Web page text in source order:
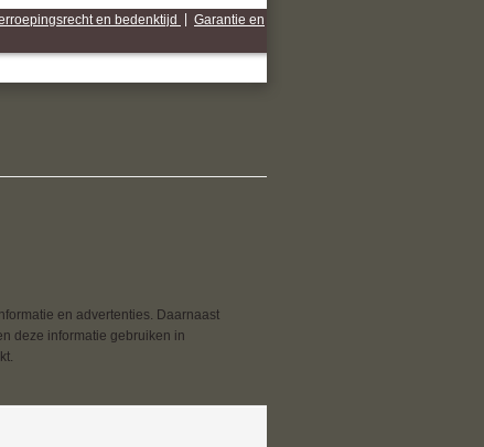
en bedenktijd
Garantie en
en advertenties. Daarnaast
deze informatie gebruiken in